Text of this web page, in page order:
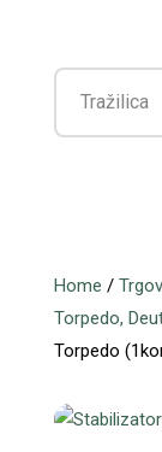
Home /
Torpedo,
Torpedo